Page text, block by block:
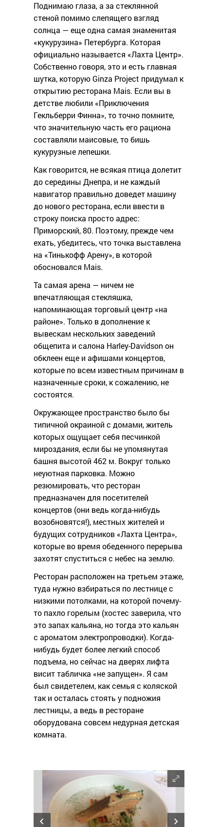
Поднимаю глаза, а за стеклянной
стеной помимо слепящего взгляд
солнца — еще одна самая знаменитая
«кукурузина» Петербурга. Которая
официально называется «Лахта Центр».
Собственно говоря, это и есть главная
шутка, которую Ginza Project придумал к
открытию ресторана Mais. Если вы в
детстве любили «Приключения
Гекльберри Финна», то точно помните,
что значительную часть его рациона
составляли маисовые, то бишь
кукурузные лепешки.
Как говорится, не всякая птица долетит
до середины Днепра, и не каждый
навигатор правильно доведет машину
до нового ресторана, если ввести в
строку поиска просто адрес:
Приморский, 80. Поэтому, прежде чем
ехать, убедитесь, что точка выставлена
на «Тинькофф Арену», в которой
обосновался Mais.
Та самая арена — ничем не
впечатляющая стекляшка,
напоминающая торговый центр «на
районе». Только в дополнение к
вывескам нескольких заведений
общепита и салона Harley-Davidson он
обклеен еще и афишами концертов,
которые по всем известным причинам в
назначенные сроки, к сожалению, не
состоятся.
Окружающее пространство было бы
типичной окраиной с домами, житель
которых ощущает себя песчинкой
мироздания, если бы не упомянутая
башня высотой 462 м. Вокруг только
неуютная парковка. Можно
резюмировать, что ресторан
предназначен для посетителей
концертов (они ведь когда-нибудь
возобновятся!), местных жителей и
будущих сотрудников «Лахта Центра»,
которые во время обеденного перерыва
захотят спуститься с небес на землю.
Ресторан расположен на третьем этаже,
туда нужно взбираться по лестнице с
низкими потолками, на которой почему-
то пахло горелым (хостес заверила, что
это запах кальяна, но тогда это кальян
с ароматом электропроводки). Когда-
нибудь будет более легкий способ
подъема, но сейчас на дверях лифта
висит табличка «не запущен». Я сам
был свидетелем, как семья с коляской
так и осталась стоять у подножия
лестницы, а ведь в ресторане
оборудована совсем недурная детская
комната.